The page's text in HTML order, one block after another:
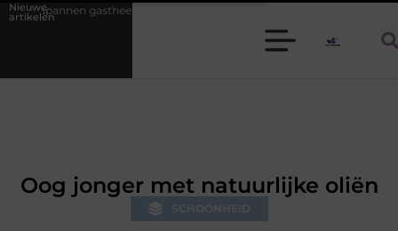
Nieuwe
artikelen
of gastvrouw zijn: zo houd je een diner stressvrij
Oog jonger met natuurlijke oliën
SCHOONHEID